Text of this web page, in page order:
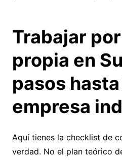
Trabajar
propia en
pasos
empresa
Aquí tienes la checklist de
verdad. No el plan teórico